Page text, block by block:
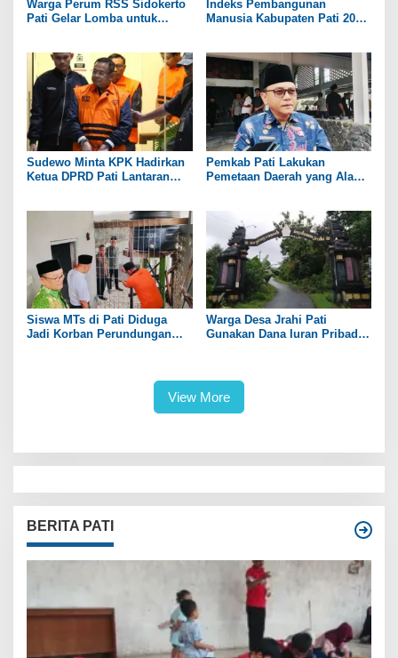
Warga Perum RSS Sidokerto
Pati Gelar Lomba untuk
Indeks Pembangunan
Manusia Kabupaten Pati 2025
Sudewo Minta KPK Hadirkan
Ketua DPRD Pati Lantaran
Pemkab Pati Lakukan
Pemetaan Daerah yang Alami
Siswa MTs di Pati Diduga
Jadi Korban Perundungan
Warga Desa Jrahi Pati
Gunakan Dana Iuran Pribadi
View More
BERITA PATI